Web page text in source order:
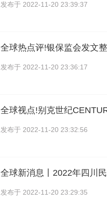
发布于 2022-11-20 23:39:37
全球热点评!银保监会发文
发布于 2022-11-20 23:36:17
全球视点!别克世纪
发布于 2022-11-20 23:32:56
全球新消息丨2022年四川
发布于 2022-11-20 23:29:35